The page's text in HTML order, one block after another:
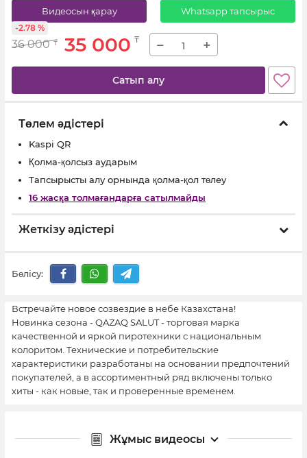
Видеосын қарау Whatsapp тапсырыс
36 000 ₸ 35 000 ₸
-2.78 %
− +
Сатып алу
Төлем әдістері
Kaspi QR
Қолма-қолсыз аударым
Тапсырысты алу орнында қолма-қол төлеу
16 жасқа толмағандарға сатылмайды
Жеткізу әдістері
Бөлісу:
Встречайте новое созвездие в небе Казахстана!
Новинка сезона - QAZAQ SALUT - торговая марка
качественной и яркой пиротехники с национальным
колоритом. Технические и потребительские
характеристики разработаны на основании предпочтений
покупателей, а в ассортиментный ряд включены только
хиты - как новые, так и проверенные временем.
Жұмыс видеосы